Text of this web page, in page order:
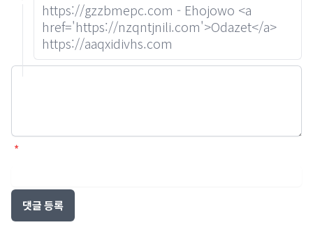
https://gzzbmepc.com - Ehojowo <a
href='https://nzqntjnili.com'>Odazet</a>
https://aaqxidivhs.com
*
댓글 등록